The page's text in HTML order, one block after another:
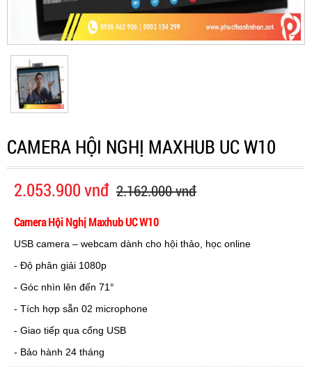
CAMERA HỘI NGHỊ MAXHUB UC W10
2.053.900 vnđ 2.162.000 vnđ
Camera Hội Nghị Maxhub UC W10
USB camera – webcam dành cho hội thảo, học online
- Độ phân giải 1080p
- Góc nhìn lên đến 71°
- Tích hợp sẵn 02 microphone
- Giao tiếp qua cổng USB
- Bảo hành 24 tháng